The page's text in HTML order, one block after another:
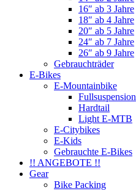
16″ ab 3 Jahre
18″ ab 4 Jahre
20″ ab 5 Jahre
24″ ab 7 Jahre
26″ ab 9 Jahre
Gebrauchträder
E-Bikes
E-Mountainbike
Fullsuspension
Hardtail
Light E-MTB
E-Citybikes
E-Kids
Gebrauchte E-Bikes
!! ANGEBOTE !!
Gear
Bike Packing